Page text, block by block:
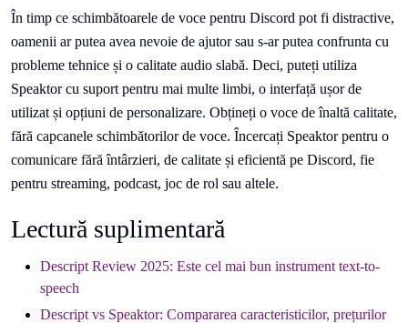
În timp ce schimbătoarele de voce pentru Discord pot fi distractive,
oamenii ar putea avea nevoie de ajutor sau s-ar putea confrunta cu
probleme tehnice și o calitate audio slabă. Deci, puteți utiliza
Speaktor cu suport pentru mai multe limbi, o interfață ușor de
utilizat și opțiuni de personalizare. Obțineți o voce de înaltă calitate,
fără capcanele schimbătorilor de voce. Încercați Speaktor pentru o
comunicare fără întârzieri, de calitate și eficientă pe Discord, fie
pentru streaming, podcast, joc de rol sau altele.
Lectură suplimentară
Descript Review 2025: Este cel mai bun instrument text-to-
speech
Descript vs Speaktor: Compararea caracteristicilor, prețurilor